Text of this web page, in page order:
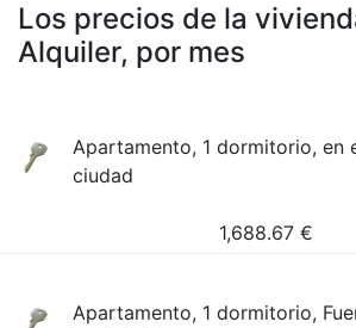
Los precios de la
Alquiler, por mes
Apartamento, 1 dormitorio, en
ciudad
1,688.67 €
Apartamento, 1 dormitorio,